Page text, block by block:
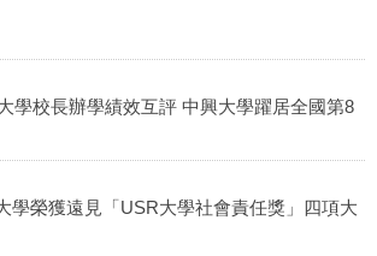
學校長辦學績效互評 中興大學躍居全國第8
學榮獲遠見「USR大學社會責任獎」四項大